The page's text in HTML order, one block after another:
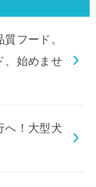
フード。
、始めませ
へ！大型犬